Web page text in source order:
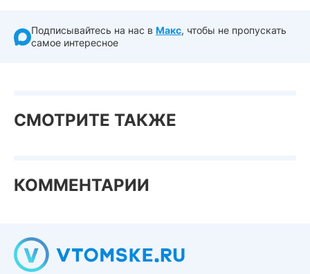
Подписывайтесь на нас в Макс, чтобы не пропускать
самое интересное
СМОТРИТЕ ТАКЖЕ
КОММЕНТАРИИ